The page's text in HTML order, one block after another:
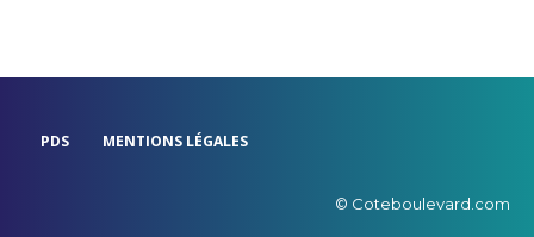
PDS MENTIONS LÉGALES
© Coteboulevard.com